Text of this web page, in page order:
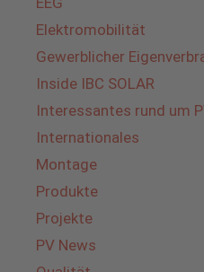
Elektromobilität
Gewerblicher
Inside IBC SOLAR
Interessantes rund um
Internationales
Montage
Produkte
Projekte
PV News